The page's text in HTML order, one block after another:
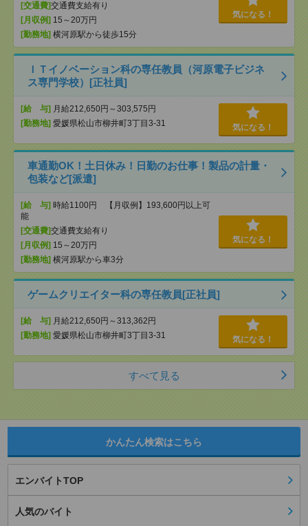
[交通費]交通費支給有り
[月収例] 15～20万円
[勤務地] 横河原駅から徒歩15分
気になる！
ＩＴイノベーション科の専任教員（河原電子ビジネ
ス専門学校）[正社員]
[給 与] 月給212,650円～303,575円
[勤務地] 愛媛県松山市柳井町3丁目3-31 気になる！
車通勤OK！土日休み！日勤のお仕事！製品の計量・
包装など[派遣]
[給 与] 時給1100円 【月収例】193,600円以上可
能
[交通費]交通費支給有り
[月収例] 15～20万円
[勤務地] 横河原駅から車3分
気になる！
ゲームクリエイター科の専任教員[正社員]
[給 与] 月給212,650円～313,362円
[勤務地] 愛媛県松山市柳井町3丁目3-31 気になる！
すべて見る
かんたん検索はこちら
エンバイトTOP
人気のバイト